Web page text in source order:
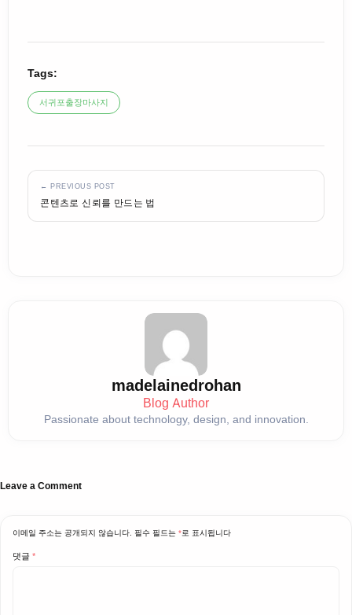
Tags:
서귀포출장마사지
← PREVIOUS POST
콘텐츠로 신뢰를 만드는 법
madelainedrohan
Blog Author
Passionate about technology, design, and innovation.
Leave a Comment
이메일 주소는 공개되지 않습니다. 필수 필드는 *로 표시됩니다
댓글 *